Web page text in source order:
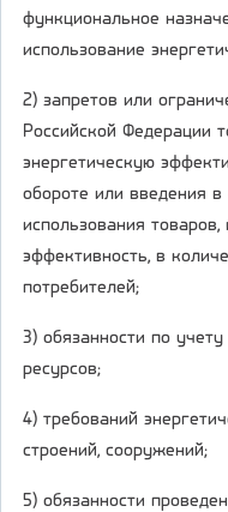
функциональное
использование
2) запретов или
Российской Федерации
энергетическую
обороте или введения
использования
эффективность, в
потребителей;
3) обязанности по
ресурсов;
4) требований
строений, сооружений;
5) обязанности